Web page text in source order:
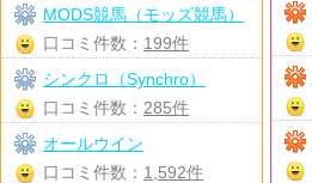
MODS競馬（モッズ競馬）
口コミ件数： 199件
シンクロ（Synchro）
口コミ件数： 285件
オールウイン
口コミ件数： 1,592件